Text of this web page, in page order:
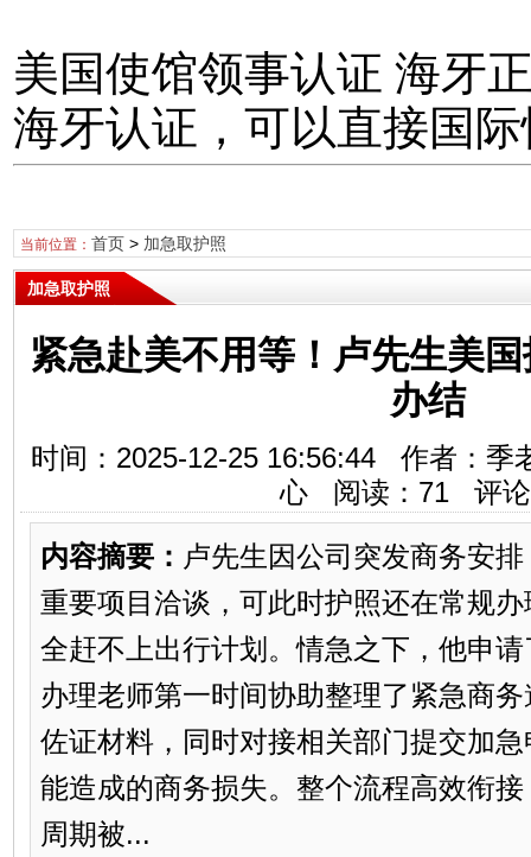
美国使馆领事认证 海牙
海牙认证，可以直接国
当前位置： 首页> 加急取护照
加急取护照
紧急赴美不用等！卢先生美
办结
时间：2025-12-25 16:56:44 作者：
心 阅读： 71 评
内容摘要： 卢先生因公司突发商务安
重要项目洽谈，可此时护照还在常规
全赶不上出行计划。情急之下，他申
办理老师第一时间协助整理了紧急商
佐证材料，同时对接相关部门提交加
能造成的商务损失。整个流程高效衔
周期被...